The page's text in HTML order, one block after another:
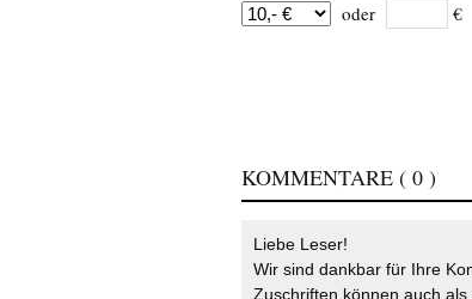
oder €
KOMMENTARE ( 0 )
Liebe Leser!
Wir sind dankbar für Ihre
Zuschriften können auch